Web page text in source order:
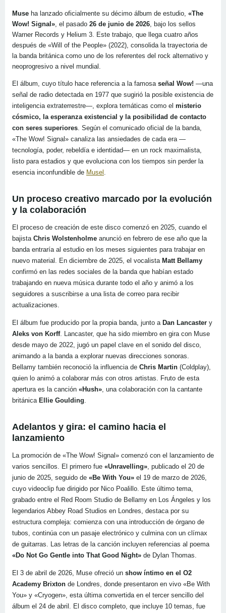
Muse ha lanzado oficialmente su décimo álbum de estudio, «The
Wow! Signal», el pasado 26 de junio de 2026, bajo los sellos
Warner Records y Helium 3. Este trabajo, que llega cuatro años
después de «Will of the People» (2022), consolida la trayectoria de
la banda británica como uno de los referentes del rock alternativo y
neoprogresivo a nivel mundial.
El álbum, cuyo título hace referencia a la famosa señal Wow! —una
señal de radio detectada en 1977 que sugirió la posible existencia de
inteligencia extraterrestre—, explora temáticas como el misterio
cósmico, la esperanza existencial y la posibilidad de contacto
con seres superiores. Según el comunicado oficial de la banda,
«The Wow! Signal» canaliza las ansiedades de cada era —
tecnología, poder, rebeldía e identidad— en un rock maximalista,
listo para estadios y que evoluciona con los tiempos sin perder la
esencia inconfundible de Musel .
Un proceso creativo marcado por la evolución
y la colaboración
El proceso de creación de este disco comenzó en 2025, cuando el
bajista Chris Wolstenholme anunció en febrero de ese año que la
banda entraría al estudio en los meses siguientes para trabajar en
nuevo material. En diciembre de 2025, el vocalista Matt Bellamy
confirmó en las redes sociales de la banda que habían estado
trabajando en nueva música durante todo el año y animó a los
seguidores a suscribirse a una lista de correo para recibir
actualizaciones.
El álbum fue producido por la propia banda, junto a Dan Lancaster y
Aleks von Korff. Lancaster, que ha sido miembro en gira con Muse
desde mayo de 2022, jugó un papel clave en el sonido del disco,
animando a la banda a explorar nuevas direcciones sonoras.
Bellamy también reconoció la influencia de Chris Martin (Coldplay),
quien lo animó a colaborar más con otros artistas. Fruto de esta
apertura es la canción «Hush», una colaboración con la cantante
británica Ellie Goulding.
Adelantos y gira: el camino hacia el
lanzamiento
La promoción de «The Wow! Signal» comenzó con el lanzamiento de
varios sencillos. El primero fue «Unravelling», publicado el 20 de
junio de 2025, seguido de «Be With You» el 19 de marzo de 2026,
cuyo videoclip fue dirigido por Nico Poalillo. Este último tema,
grabado entre el Red Room Studio de Bellamy en Los Ángeles y los
legendarios Abbey Road Studios en Londres, destaca por su
estructura compleja: comienza con una introducción de órgano de
tubos, continúa con un pasaje electrónico y culmina con un clímax
de guitarras. Las letras de la canción incluyen referencias al poema
«Do Not Go Gentle into That Good Night» de Dylan Thomas.
El 3 de abril de 2026, Muse ofreció un show íntimo en el O2
Academy Brixton de Londres, donde presentaron en vivo «Be With
You» y «Cryogen», esta última convertida en el tercer sencillo del
álbum el 24 de abril. El disco completo, que incluye 10 temas, fue